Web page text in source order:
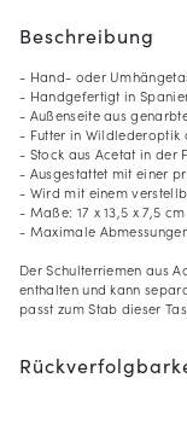
Beschreibung
- Hand- oder
- Handgefertigt in
- Außenseite aus
- Futter in Wildlederoptik
- Stock aus Acetat in der
- Ausgestattet mit einer
- Wird mit einem
- Maße: 17 x 13,5 x 7,5 cm
- Maximale
Der Schulterriemen aus
enthalten und kann
passt zum Stab dieser